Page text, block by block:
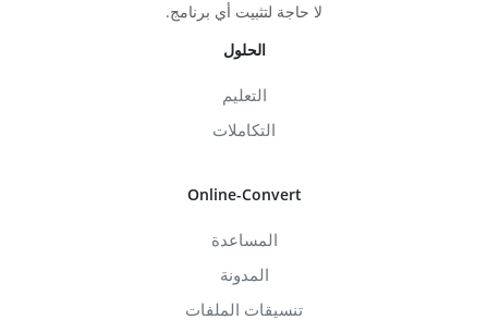
لا حاجة لتثبيت أي برنامج.
الحلول
التعليم
التكاملات
Online-Convert
المساعدة
المدونة
تنسيقات الملفات